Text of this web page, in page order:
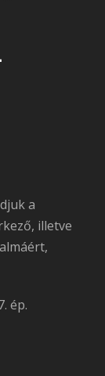
a
illetve
ép.